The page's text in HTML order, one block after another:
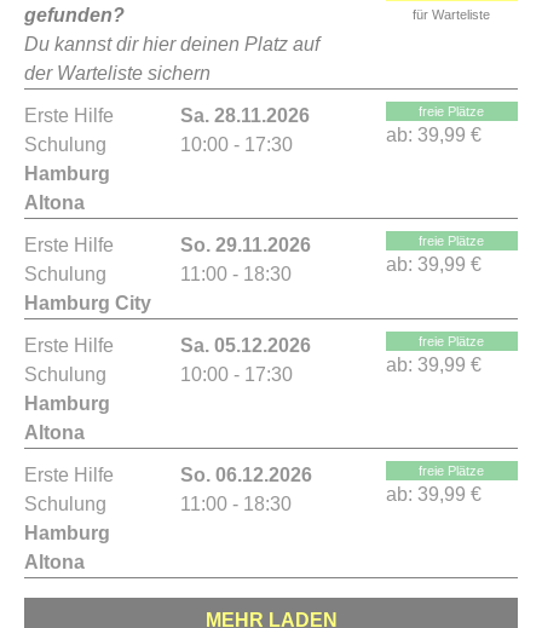
gefunden?
Du kannst dir hier deinen Platz auf
der Warteliste sichern
für Warteliste
Erste Hilfe
Schulung
Hamburg
Altona
Sa. 28.11.2026
10:00 - 17:30
freie Plätze
ab: 39,99 €
Erste Hilfe
Schulung
Hamburg City
So. 29.11.2026
11:00 - 18:30
freie Plätze
ab: 39,99 €
Erste Hilfe
Schulung
Hamburg
Altona
Sa. 05.12.2026
10:00 - 17:30
freie Plätze
ab: 39,99 €
Erste Hilfe
Schulung
Hamburg
Altona
So. 06.12.2026
11:00 - 18:30
freie Plätze
ab: 39,99 €
MEHR LADEN